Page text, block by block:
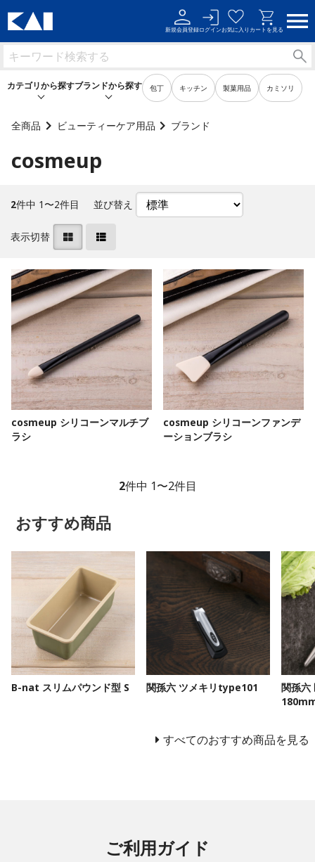
新規会員登録ログインお気に入り カートを見る
カテゴリから探す
キッチン用品
メンズケア用品
身だしなみ用品
裁縫・ソーイング用品
ブランドから探す
キッチン用品
メンズケア用品
身だしなみ用品
裁縫・ソーイング用品
包丁 キッチン 製菓用品 カミソリ
全商品 ビューティーケア用品 ブランド
cosmeup
2件中 1〜2件目 並び替え
表示切替
cosmeup シリコーンマルチブ
ラシ
cosmeup シリコーンファンデ
ーションブラシ
2件中 1〜2件目
おすすめ商品
B-nat スリムパウンド型 S 関孫六 ツメキリtype101
関孫六
すべてのおすすめ商品を見る
ご利用ガイド